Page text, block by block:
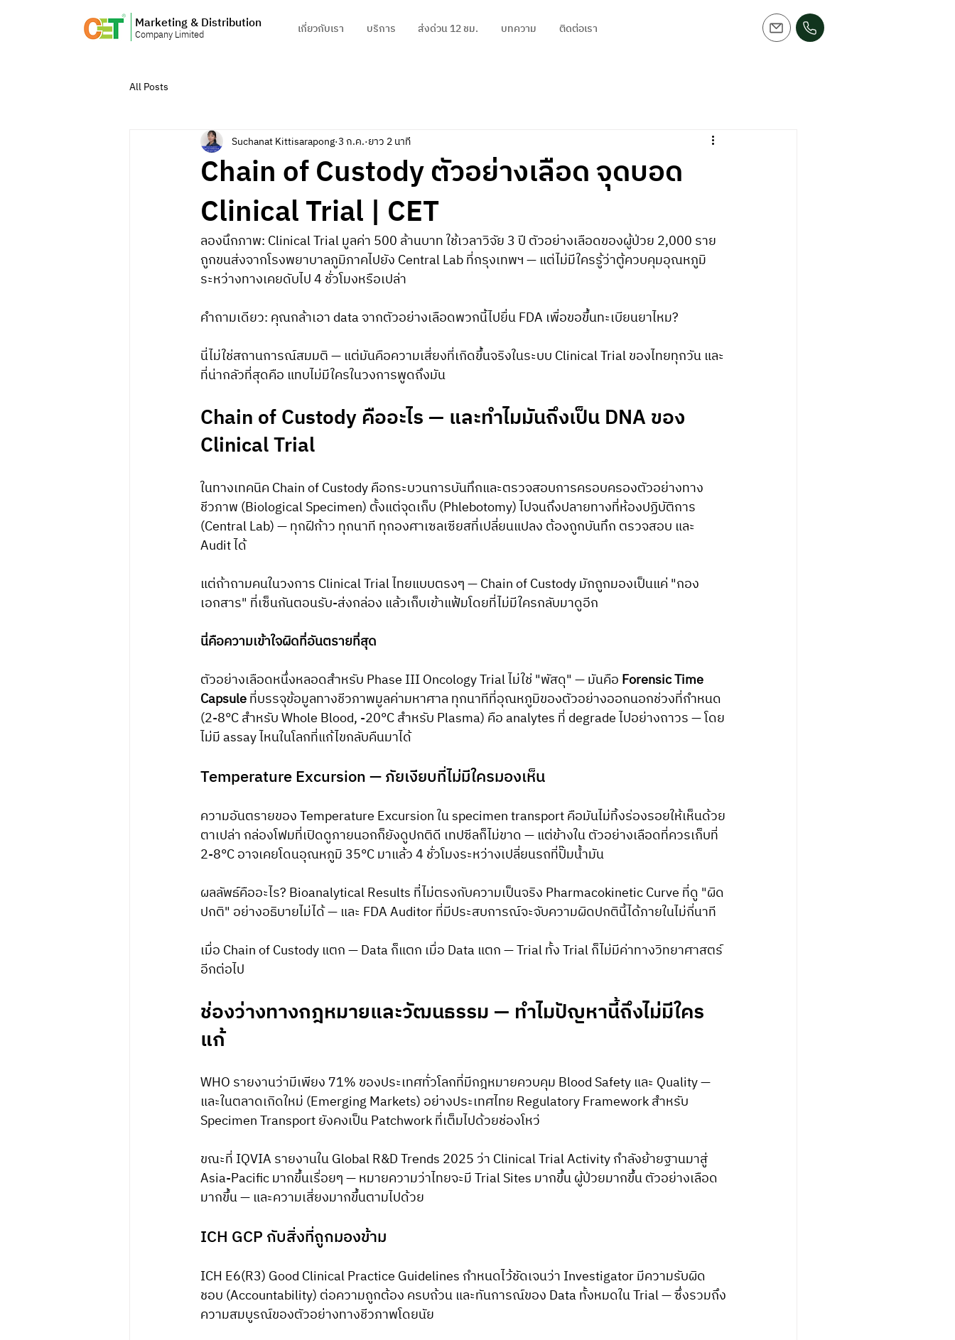
Marketing & Distribution
Company Limited เกี่ยวกับเรา บริการ ส่งด่วน 12 ชม. บทความ ติดต่อเรา
All Posts
Chain of Custody ตัวอย่างเลือด จุดบอด
Clinical Trial | CET
Suchanat Kittisarapong 3 ก.ค. ยาว 2 นาที
ลองนึกภาพ: Clinical Trial มูลค่า 500 ล้านบาท ใช้เวลาวิจัย 3 ปี ตัวอย่างเลือดของผู้ป่วย 2,000 ราย
ถูกขนส่งจากโรงพยาบาลภูมิภาคไปยัง Central Lab ที่กรุงเทพฯ — แต่ไม่มีใครรู้ว่าตู้ควบคุมอุณหภูมิ
ระหว่างทางเคยดับไป 4 ชั่วโมงหรือเปล่า
คำถามเดียว: คุณกล้าเอา data จากตัวอย่างเลือดพวกนี้ไปยื่น FDA เพื่อขอขึ้นทะเบียนยาไหม?
นี่ไม่ใช่สถานการณ์สมมติ — แต่มันคือความเสี่ยงที่เกิดขึ้นจริงในระบบ Clinical Trial ของไทยทุกวัน และ
ที่น่ากลัวที่สุดคือ แทบไม่มีใครในวงการพูดถึงมัน
Chain of Custody คืออะไร — และทำไมมันถึงเป็น DNA ของ
Clinical Trial
ในทางเทคนิค Chain of Custody คือกระบวนการบันทึกและตรวจสอบการครอบครองตัวอย่างทาง
ชีวภาพ (Biological Specimen) ตั้งแต่จุดเก็บ (Phlebotomy) ไปจนถึงปลายทางที่ห้องปฏิบัติการ
(Central Lab) — ทุกฝีก้าว ทุกนาที ทุกองศาเซลเซียสที่เปลี่ยนแปลง ต้องถูกบันทึก ตรวจสอบ และ
Audit ได้
แต่ถ้าถามคนในวงการ Clinical Trial ไทยแบบตรงๆ — Chain of Custody มักถูกมองเป็นแค่ "กอง
เอกสาร" ที่เซ็นกันตอนรับ-ส่งกล่อง แล้วเก็บเข้าแฟ้มโดยที่ไม่มีใครกลับมาดูอีก
นี่คือความเข้าใจผิดที่อันตรายที่สุด
ตัวอย่างเลือดหนึ่งหลอดสำหรับ Phase III Oncology Trial ไม่ใช่ "พัสดุ" — มันคือ Forensic Time
Capsule ที่บรรจุข้อมูลทางชีวภาพมูลค่ามหาศาล ทุกนาทีที่อุณหภูมิของตัวอย่างออกนอกช่วงที่กำหนด
(2-8°C สำหรับ Whole Blood, -20°C สำหรับ Plasma) คือ analytes ที่ degrade ไปอย่างถาวร — โดย
ไม่มี assay ไหนในโลกที่แก้ไขกลับคืนมาได้
Temperature Excursion — ภัยเงียบที่ไม่มีใครมองเห็น
ความอันตรายของ Temperature Excursion ใน specimen transport คือมันไม่ทิ้งร่องรอยให้เห็นด้วย
ตาเปล่า กล่องโฟมที่เปิดดูภายนอกก็ยังดูปกติดี เทปซีลก็ไม่ขาด — แต่ข้างใน ตัวอย่างเลือดที่ควรเก็บที่
2-8°C อาจเคยโดนอุณหภูมิ 35°C มาแล้ว 4 ชั่วโมงระหว่างเปลี่ยนรถที่ปั๊มน้ำมัน
ผลลัพธ์คืออะไร? Bioanalytical Results ที่ไม่ตรงกับความเป็นจริง Pharmacokinetic Curve ที่ดู "ผิด
ปกติ" อย่างอธิบายไม่ได้ — และ FDA Auditor ที่มีประสบการณ์จะจับความผิดปกตินี้ได้ภายในไม่กี่นาที
เมื่อ Chain of Custody แตก — Data ก็แตก เมื่อ Data แตก — Trial ทั้ง Trial ก็ไม่มีค่าทางวิทยาศาสตร์
อีกต่อไป
ช่องว่างทางกฎหมายและวัฒนธรรม — ทำไมปัญหานี้ถึงไม่มีใคร
แก้
WHO รายงานว่ามีเพียง 71% ของประเทศทั่วโลกที่มีกฎหมายควบคุม Blood Safety และ Quality —
และในตลาดเกิดใหม่ (Emerging Markets) อย่างประเทศไทย Regulatory Framework สำหรับ
Specimen Transport ยังคงเป็น Patchwork ที่เต็มไปด้วยช่องโหว่
ขณะที่ IQVIA รายงานใน Global R&D Trends 2025 ว่า Clinical Trial Activity กำลังย้ายฐานมาสู่
Asia-Pacific มากขึ้นเรื่อยๆ — หมายความว่าไทยจะมี Trial Sites มากขึ้น ผู้ป่วยมากขึ้น ตัวอย่างเลือด
มากขึ้น — และความเสี่ยงมากขึ้นตามไปด้วย
ICH GCP กับสิ่งที่ถูกมองข้าม
ICH E6(R3) Good Clinical Practice Guidelines กำหนดไว้ชัดเจนว่า Investigator มีความรับผิด
ชอบ (Accountability) ต่อความถูกต้อง ครบถ้วน และทันการณ์ของ Data ทั้งหมดใน Trial — ซึ่งรวมถึง
ความสมบูรณ์ของตัวอย่างทางชีวภาพโดยนัย